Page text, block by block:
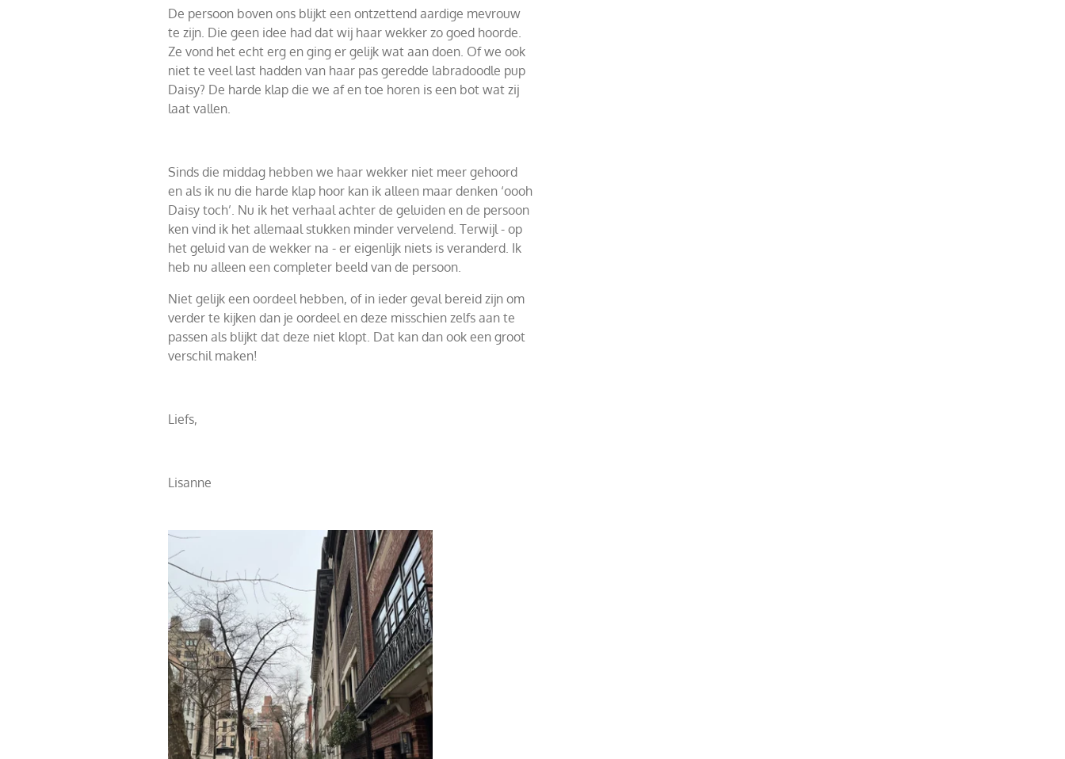
De persoon boven ons blijkt een ontzettend aardige mevrouw
te zijn. Die geen idee had dat wij haar wekker zo goed hoorde.
Ze vond het echt erg en ging er gelijk wat aan doen. Of we ook
niet te veel last hadden van haar pas geredde labradoodle pup
Daisy? De harde klap die we af en toe horen is een bot wat zij
laat vallen.
Sinds die middag hebben we haar wekker niet meer gehoord
en als ik nu die harde klap hoor kan ik alleen maar denken ‘oooh
Daisy toch’. Nu ik het verhaal achter de geluiden en de persoon
ken vind ik het allemaal stukken minder vervelend. Terwijl - op
het geluid van de wekker na - er eigenlijk niets is veranderd. Ik
heb nu alleen een completer beeld van de persoon.
Niet gelijk een oordeel hebben, of in ieder geval bereid zijn om
verder te kijken dan je oordeel en deze misschien zelfs aan te
passen als blijkt dat deze niet klopt. Dat kan dan ook een groot
verschil maken!
Liefs,
Lisanne